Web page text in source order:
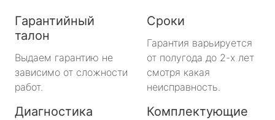
Гарантийный
талон
Выдаем гарантию не
зависимо от сложности
работ.
Сроки
Гарантия варьируется
от полугода до 2-х лет
смотря какая
неисправность.
Диагностика Комплектующие